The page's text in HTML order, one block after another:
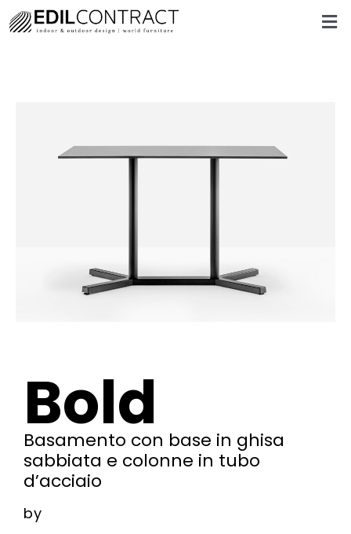
Bold
Basamento con base in ghisa
sabbiata e colonne in tubo
d’acciaio
by